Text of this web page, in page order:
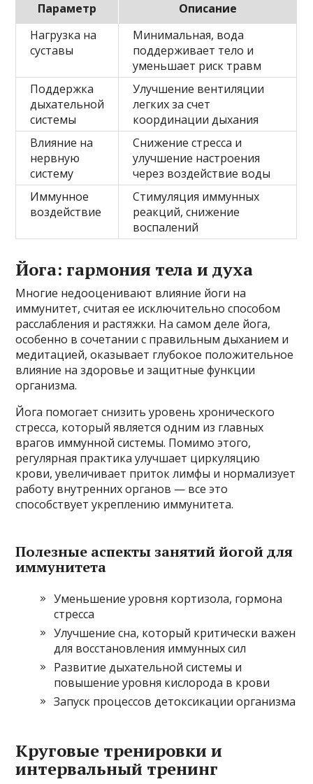
Параметр
Описание
Нагрузка на
суставы
Минимальная, вода
поддерживает тело и
уменьшает риск травм
Поддержка
дыхательной
системы
Улучшение вентиляции
легких за счет
координации дыхания
Влияние на
нервную
систему
Снижение стресса и
улучшение настроения
через воздействие воды
Иммунное
воздействие
Стимуляция иммунных
реакций, снижение
воспалений
Йога: гармония тела и духа
Многие недооценивают влияние йоги на
иммунитет, считая ее исключительно способом
расслабления и растяжки. На самом деле йога,
особенно в сочетании с правильным дыханием и
медитацией, оказывает глубокое положительное
влияние на здоровье и защитные функции
организма.
Йога помогает снизить уровень хронического
стресса, который является одним из главных
врагов иммунной системы. Помимо этого,
регулярная практика улучшает циркуляцию
крови, увеличивает приток лимфы и нормализует
работу внутренних органов — все это
способствует укреплению иммунитета.
Полезные аспекты занятий йогой для
иммунитета
Уменьшение уровня кортизола, гормона
стресса
Улучшение сна, который критически важен
для восстановления иммунных сил
Развитие дыхательной системы и
повышение уровня кислорода в крови
Запуск процессов детоксикации организма
Круговые тренировки и
интервальный тренинг